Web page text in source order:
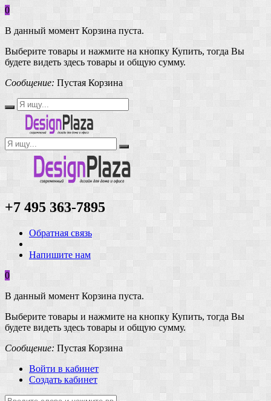
0
В данный момент Корзина пуста.
Выберите товары и нажмите на кнопку Купить, тогда Вы
будете видеть здесь товары и общую сумму.
Сообщение: Пустая Корзина
+7 495 363-7895
Обратная связь
Напишите нам
0
В данный момент Корзина пуста.
Выберите товары и нажмите на кнопку Купить, тогда Вы
будете видеть здесь товары и общую сумму.
Сообщение: Пустая Корзина
Войти в кабинет
Создать кабинет